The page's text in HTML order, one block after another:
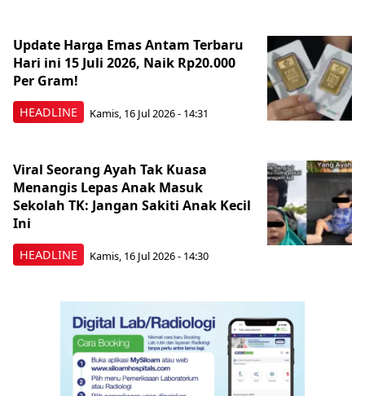
HEADLINE
Update Harga Emas Antam Terbaru
Hari ini 15 Juli 2026, Naik Rp20.000
Per Gram!
Kamis, 16 Jul 2026 - 14:31
HEADLINE
Viral Seorang Ayah Tak Kuasa
Menangis Lepas Anak Masuk
Sekolah TK: Jangan Sakiti Anak Kecil
Ini
Kamis, 16 Jul 2026 - 14:30